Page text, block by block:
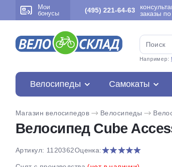
Мои
бонусы
(495) 221-64-63
заказы
Например:
Велосипеды Самокаты
Магазин велосипедов Велосипеды
Велосипед Cube
Артикул: 1120362Оценка: